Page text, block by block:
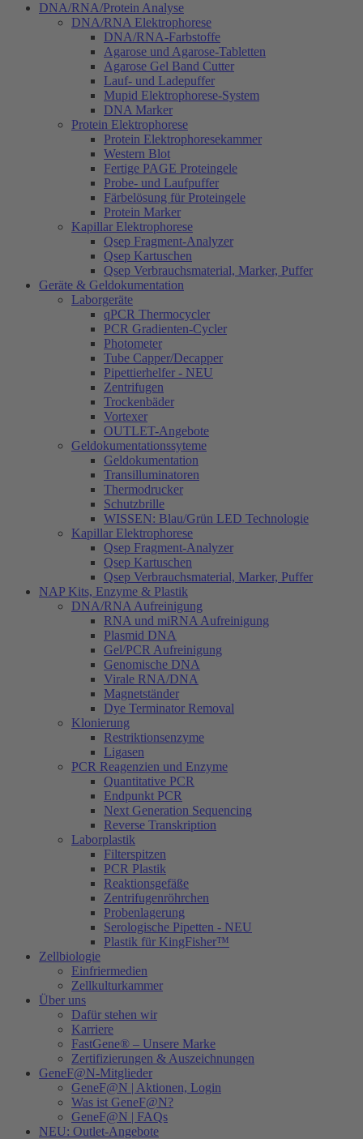
DNA/RNA/Protein Analyse
DNA/RNA Elektrophorese
DNA/RNA-Farbstoffe
Agarose und Agarose-Tabletten
Agarose Gel Band Cutter
Lauf- und Ladepuffer
Mupid Elektrophorese-System
DNA Marker
Protein Elektrophorese
Protein Elektrophoresekammer
Western Blot
Fertige PAGE Proteingele
Probe- und Laufpuffer
Färbelösung für Proteingele
Protein Marker
Kapillar Elektrophorese
Qsep Fragment-Analyzer
Qsep Kartuschen
Qsep Verbrauchsmaterial, Marker, Puffer
Geräte & Geldokumentation
Laborgeräte
qPCR Thermocycler
PCR Gradienten-Cycler
Photometer
Tube Capper/Decapper
Pipettierhelfer - NEU
Zentrifugen
Trockenbäder
Vortexer
OUTLET-Angebote
Geldokumentationssyteme
Geldokumentation
Transilluminatoren
Thermodrucker
Schutzbrille
WISSEN: Blau/Grün LED Technologie
Kapillar Elektrophorese
Qsep Fragment-Analyzer
Qsep Kartuschen
Qsep Verbrauchsmaterial, Marker, Puffer
NAP Kits, Enzyme & Plastik
DNA/RNA Aufreinigung
RNA und miRNA Aufreinigung
Plasmid DNA
Gel/PCR Aufreinigung
Genomische DNA
Virale RNA/DNA
Magnetständer
Dye Terminator Removal
Klonierung
Restriktionsenzyme
Ligasen
PCR Reagenzien und Enzyme
Quantitative PCR
Endpunkt PCR
Next Generation Sequencing
Reverse Transkription
Laborplastik
Filterspitzen
PCR Plastik
Reaktionsgefäße
Zentrifugenröhrchen
Probenlagerung
Serologische Pipetten - NEU
Plastik für KingFisher™
Zellbiologie
Einfriermedien
Zellkulturkammer
Über uns
Dafür stehen wir
Karriere
FastGene® – Unsere Marke
Zertifizierungen & Auszeichnungen
GeneF@N-Mitglieder
GeneF@N | Aktionen, Login
Was ist GeneF@N?
GeneF@N | FAQs
NEU: Outlet-Angebote